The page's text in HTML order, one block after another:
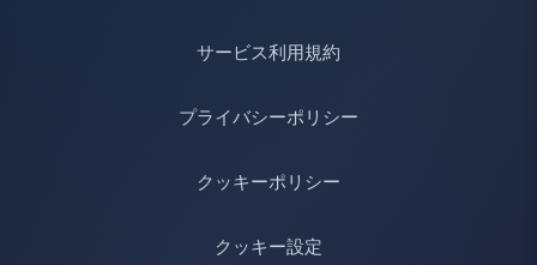
サービス利用規約
プライバシーポリシー
クッキーポリシー
クッキー設定